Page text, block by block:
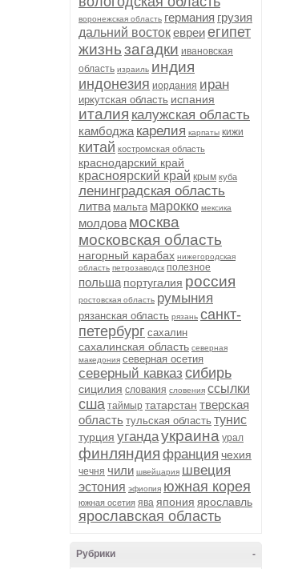
воронежская область германия грузия
дальний востокевреиегипет
жизньзагадки ивановская
область израиль индия
индонезия иордания иран
иркутская область испания
италия калужская область
камбоджа карелия карпаты кижи
китай костромская область
краснодарский край
красноярский край крым куба
ленинградская область
литва мальта марокко мексика
молдова москва
московская область
нагорный карабах нижегородская
область петрозаводск полезное
польша португалия россия
ростовская область румыния
рязанская область рязань санкт-
петербург сахалин
сахалинская область северная
македония северная осетия
северный кавказ сибирь
сицилия словакия словения ссылки
сша таймыр татарстан тверская
область тульская область тунис
турция угандаукраина урал
финляндия франция чехия
чечня чили швейцария швеция
эстония эфиопия южная корея
южная осетия ява япония ярославль
ярославская область
-
Рубрики